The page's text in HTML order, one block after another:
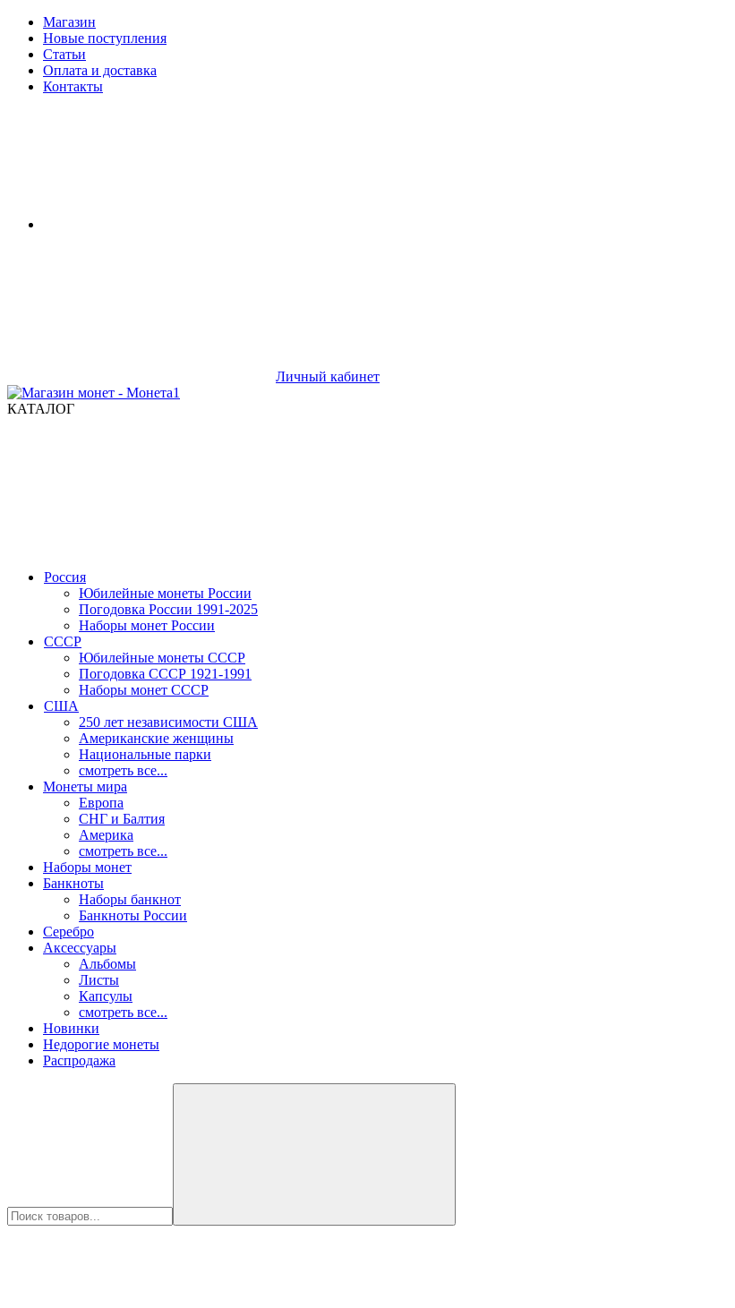
Магазин
Новые поступления
Статьи
Оплата и доставка
Контакты
Личный кабинет
КАТАЛОГ
Россия
Юбилейные монеты России
Погодовка России 1991-2025
Наборы монет России
СССР
Юбилейные монеты СССР
Погодовка СССР 1921-1991
Наборы монет СССР
США
250 лет независимости США
Американские женщины
Национальные парки
смотреть все...
Монеты мира
Европа
СНГ и Балтия
Америка
смотреть все...
Наборы монет
Банкноты
Наборы банкнот
Банкноты России
Серебро
Аксессуары
Альбомы
Листы
Капсулы
смотреть все...
Новинки
Недорогие монеты
Распродажа